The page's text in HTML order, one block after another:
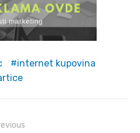
internet kupovina